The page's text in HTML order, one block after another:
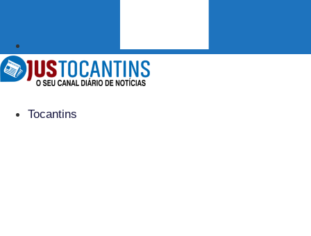
Tocantins